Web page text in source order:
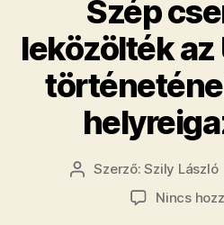
Szép
leközölték
Bejegyzés
Szerző:Szily László
Nincs